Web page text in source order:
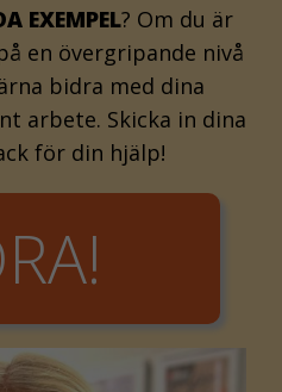
EXEMPEL? Om du är
en övergripande nivå
bidra med dina
arbete. Skicka in dina
för din hjälp!